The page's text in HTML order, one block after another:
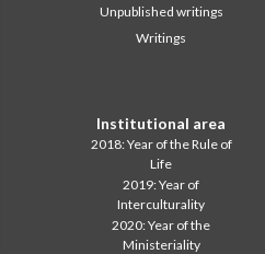
Unpublished writings
Writings
Institutional area
2018: Year of the Rule of
Life
2019: Year of
Interculturality
2020: Year of the
Ministeriality